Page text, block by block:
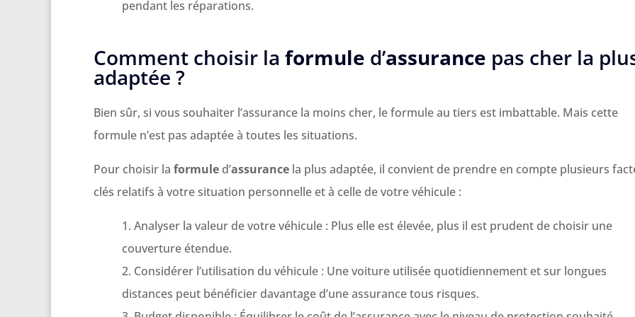
pendant les réparations.
Comment choisir la formule d’assurance pas cher la
adaptée ?
Bien sûr, si vous souhaiter l’assurance la moins cher, le formule au tiers est imbattable. Mais cette
formule n’est pas adaptée à toutes les situations.
Pour choisir la formule d’assurance la plus adaptée, il convient de prendre en compte plusieurs
clés relatifs à votre situation personnelle et à celle de votre véhicule :
Analyser la valeur de votre véhicule : Plus elle est élevée, plus il est prudent de choisir une
couverture étendue.
Considérer l’utilisation du véhicule : Une voiture utilisée quotidiennement et sur longues
distances peut bénéficier davantage d’une assurance tous risques.